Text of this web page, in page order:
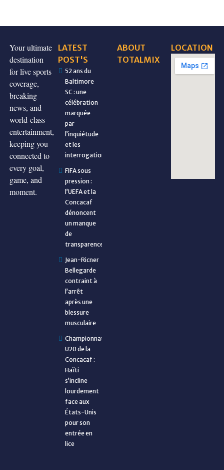
Your ultimate
destination
for live sports
coverage,
breaking
news, and
world-class
entertainment,
keeping you
connected to
every goal,
game, and
moment.
LATEST
POST'S
52 ans du
Baltimore
SC : une
célébration
marquée
par
l’inquiétude
et les
interrogations
FIFA sous
pression :
l’UEFA et la
Concacaf
dénoncent
un manque
de
transparence
Jean-Ricner
Bellegarde
contraint à
l’arrêt
après une
blessure
musculaire
Championnat
U20 de la
Concacaf :
Haïti
s’incline
lourdement
face aux
États-Unis
pour son
entrée en
lice
ABOUT
TOTALMIX
LOCATION